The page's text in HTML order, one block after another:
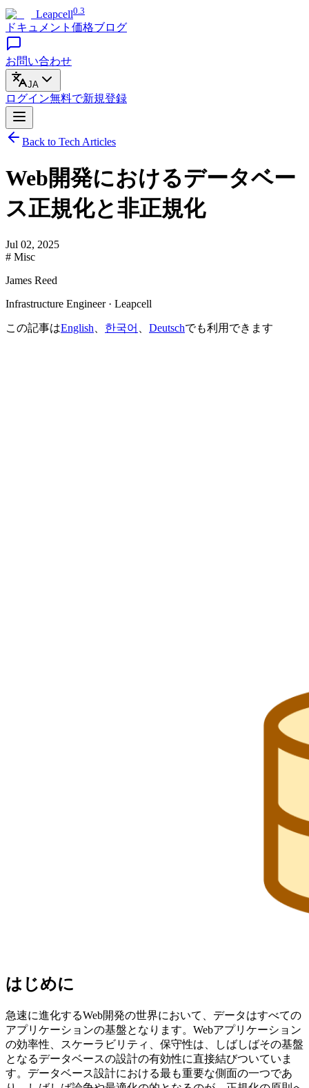
Leapcell0.3
ドキュメント 価格ブログ
お問い合わせ
JA
ログイン無料で新規登録
Back to Tech Articles
Web開発におけるデータベー
ス正規化と非正規化
Jul 02, 2025
# Misc
James Reed
Infrastructure Engineer · Leapcell
この記事はEnglish 한국어 Deutschでも利用できます
はじめに
急速に進化するWeb開発の世界において、データはすべての
アプリケーションの基盤となります。Webアプリケーション
の効率性、スケーラビリティ、保守性は、しばしばその基盤
となるデータベースの設計の有効性に直接結びついていま
す。データベース設計における最も重要な側面の一つであ